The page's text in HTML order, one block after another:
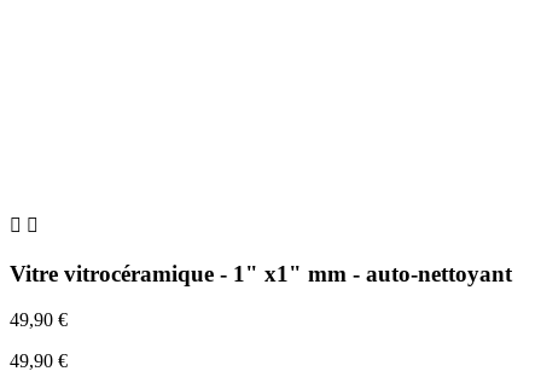
 
Vitre vitrocéramique - 1" x1" mm - auto-nettoyant
49,90 €
49,90 €